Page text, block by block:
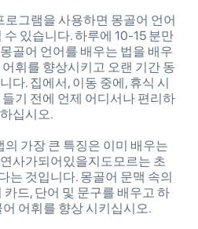
로그램을 사용하면 몽골어 언어
있습니다. 하루에 10-15 분만
골어 언어를 배우는 법을 배우
휘를 향상시키고 오랜 기간 동
다. 집에서, 이동 중에, 휴식 시
기 전에 언제 어디서나 편리하
십시오.
의 가장 큰 특징은 이미 배우는
사가되어있을지도모르는 초
는 것입니다. 몽골어 문맥 속의
드, 단어 및 문구를 배우고 하
어휘를 향상 시키십시오.